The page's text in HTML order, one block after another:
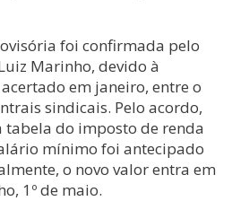
foi confirmada pelo
Marinho, devido à
em janeiro, entre o
sindicais. Pelo acordo,
do imposto de renda
mínimo foi antecipado
o novo valor entra em
1º de maio.